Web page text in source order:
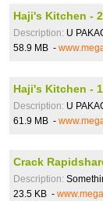
Haji's Kitchen -
Description: U
58.9 MB -
Haji's Kitchen -
Description: U
61.9 MB -
Crack
Description:
23.5 KB -